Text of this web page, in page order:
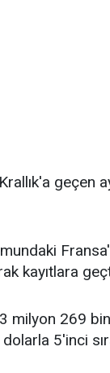
geçen
kayıtlara
milyon 269
5'inci